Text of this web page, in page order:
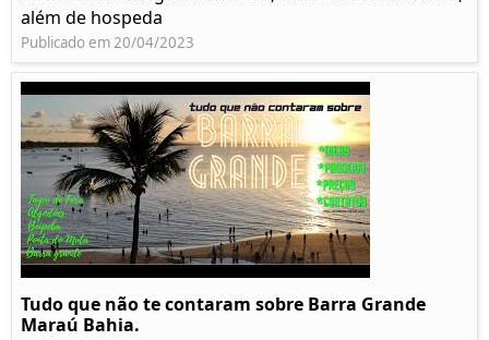
além de hospeda
Publicado em 20/04/2023
Tudo que não te contaram sobre Barra Grande
Maraú Bahia.